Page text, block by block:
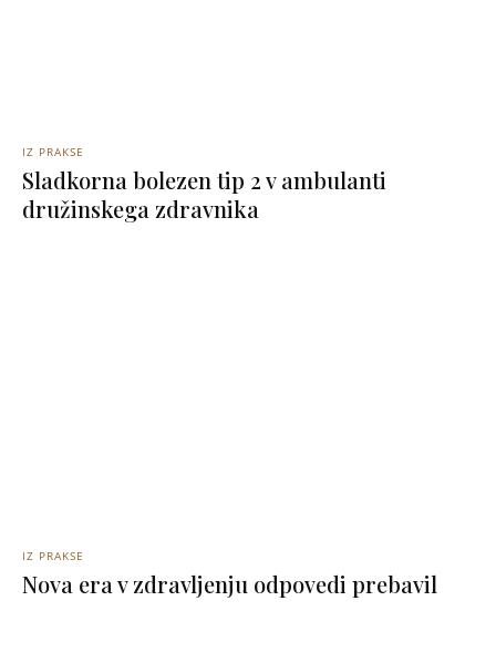
IZ PRAKSE
Sladkorna bolezen tip 2 v ambulanti
družinskega zdravnika
IZ PRAKSE
Nova era v zdravljenju odpovedi prebavil